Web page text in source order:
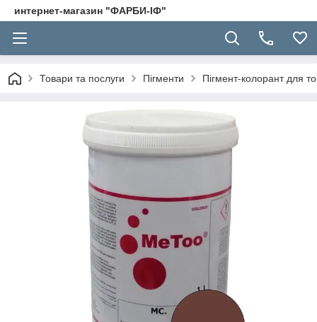
интернет-магазин "ФАРБИ-ІФ"
Товари та послуги Пігменти Пігмент-колорант для